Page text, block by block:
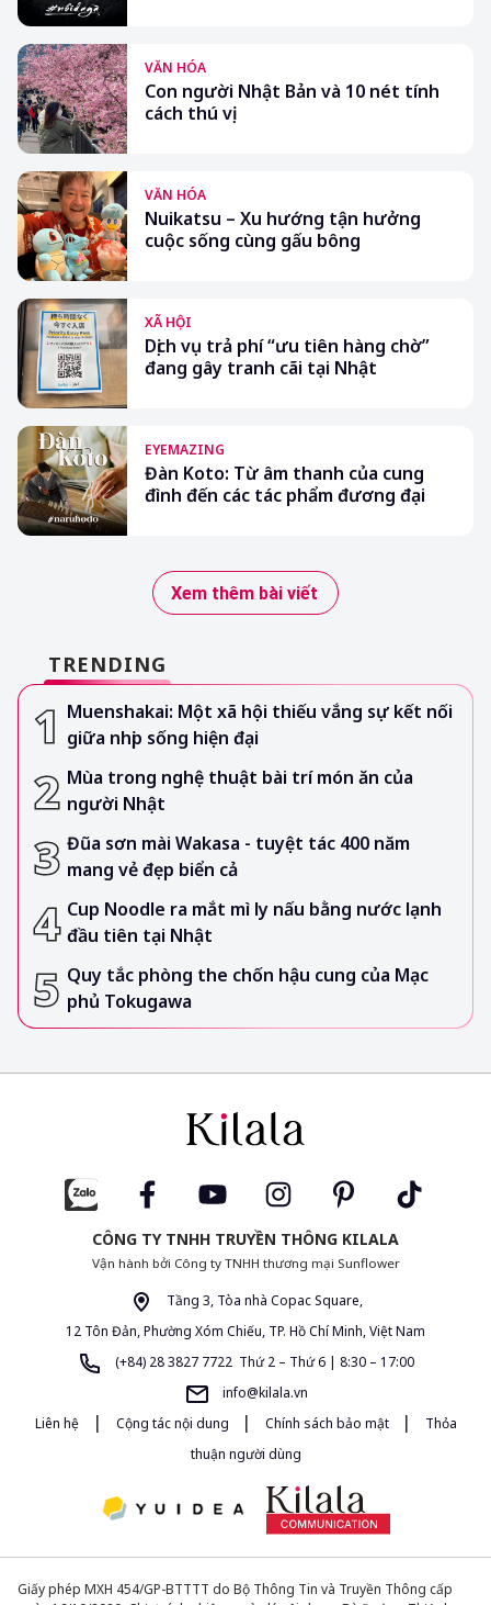
VĂN HÓA
Con người Nhật Bản và 10 nét tính
cách thú vị
VĂN HÓA
Nuikatsu – Xu hướng tận hưởng
cuộc sống cùng gấu bông
XÃ HỘI
Dịch vụ trả phí “ưu tiên hàng chờ”
đang gây tranh cãi tại Nhật
EYEMAZING
Đàn Koto: Từ âm thanh của cung
đình đến các tác phẩm đương đại
Xem thêm bài viết
TRENDING
Muenshakai: Một xã hội thiếu vắng sự kết nối
giữa nhịp sống hiện đại
Mùa trong nghệ thuật bài trí món ăn của
người Nhật
Đũa sơn mài Wakasa - tuyệt tác 400 năm
mang vẻ đẹp biển cả
Cup Noodle ra mắt mì ly nấu bằng nước lạnh
đầu tiên tại Nhật
Quy tắc phòng the chốn hậu cung của Mạc
phủ Tokugawa
CÔNG TY TNHH TRUYỀN THÔNG KILALA
Vận hành bởi Công ty TNHH thương mại Sunflower
Tầng 3, Tòa nhà Copac Square,
12 Tôn Đản, Phường Xóm Chiếu, TP. Hồ Chí Minh, Việt Nam
(+84) 28 3827 7722 Thứ 2 – Thứ 6 | 8:30 – 17:00
info@kilala.vn
Liên hệ
| Cộng tác nội dung | Chính sách bảo mật |
Thỏa
thuận người dùng
Giấy phép MXH 454/GP-BTTTT do Bộ Thông Tin và Truyền Thông cấp